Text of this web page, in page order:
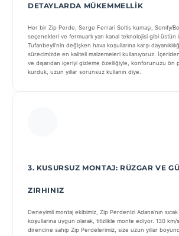
DETAYLARDA MÜKEMMELLIK
Her bir Zip Perde, Serge Ferrari Soltis kumaşı, Somfy/
seçenekleri ve fermuarlı yan kanal teknolojisi gibi üstün
Tufanbeyli’nin değişken hava koşullarına karşı
sürecimizde en kaliteli malzemeleri kullanıyoruz. İçeriden
ve dışarıdan içeriyi gizleme özelliğiyle, konforunuzu ön
kurduk, uzun yıllar sorunsuz kullanın diye.
3. KUSURSUZ MONTAJ: RÜZGAR VE
ZIRHINIZ
Deneyimli montaj ekibimiz, Zip Perdenizi Adana’nın
koşullarına uygun olarak, titizlikle monte ediyor. 130 km/
direncine sahip Zip Perdelerimiz, size uzun yıllar